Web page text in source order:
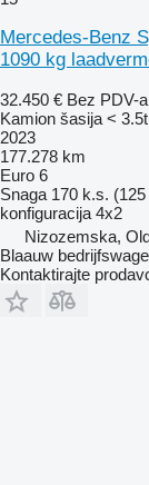
Mercedes-Benz
1090 kg
32.450 € Bez PDV-a
Kamion šasija < 3.5t
2023
177.278 km
Euro 6
Snaga 170 k.s.
konfiguracija 4x2
Nizozemska,
Blaauw
Kontaktirajte